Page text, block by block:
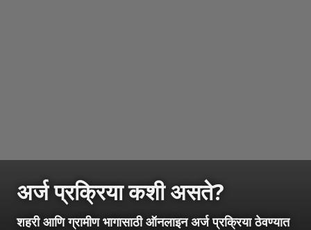
अर्ज प्रक्रिया कशी असते?
शहरी आणि ग्रामीण भागासाठी ऑनलाइन अर्ज प्रक्रिया ठेवण्यात